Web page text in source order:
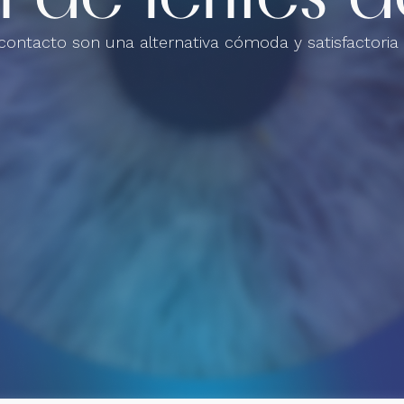
son una alternativa cómoda y satisfactoria